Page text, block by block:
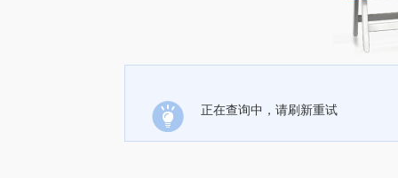
正在查询中，请刷新重试